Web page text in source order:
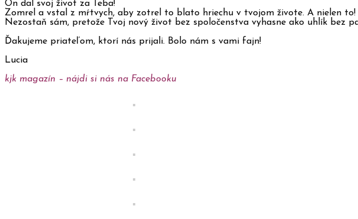
On dal svoj život za Teba!
Zomrel a vstal z mŕtvych, aby zotrel to blato hriechu v tvojom živote. A nielen
Nezostaň sám, pretože Tvoj nový život bez spoločenstva vyhasne ako uhlík bez
Ďakujeme priateľom, ktorí nás prijali. Bolo nám s vami fajn!
Lucia
kjk magazín – nájdi si nás na Facebooku